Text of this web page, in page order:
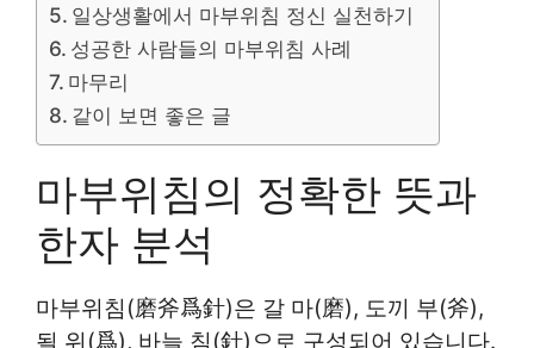
일상생활에서 마부위침 정신 실천하기
성공한 사람들의 마부위침 사례
마무리
같이 보면 좋은 글
마부위침의 정확한 뜻과
한자 분석
마부위침(磨斧爲針)은 갈 마(磨), 도끼 부(斧),
될 위(爲), 바늘 침(針)으로 구성되어 있습니다.